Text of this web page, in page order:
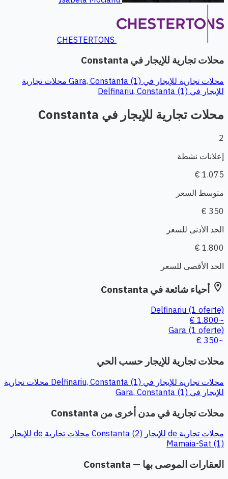
CHESTERTONS
محلات تجارية للإيجار في Constanta
محلات تجارية للإيجار في Gara, Constanta (1)
محلات تجارية
للإيجار في Delfinariu, Constanta (1)
محلات تجارية للإيجار في Constanta
2
إعلانات نشطة
1.075 €
متوسط السعر
350 €
الحد الأدنى للسعر
1.800 €
الحد الأقصى للسعر
location_on أحياء شائعة في Constanta
Delfinariu (1 oferte)
~1.800 €
Gara (1 oferte)
~350 €
محلات تجارية للإيجار حسب الحي
محلات تجارية للإيجار في Delfinariu, Constanta (1)
محلات تجارية
للإيجار في Gara, Constanta (1)
محلات تجارية في مدن أخرى من Constanta
محلات تجارية de للإيجار Constanta (2)
محلات تجارية de للإيجار
Mamaia-Sat (1)
العقارات الموصى بها — Constanta